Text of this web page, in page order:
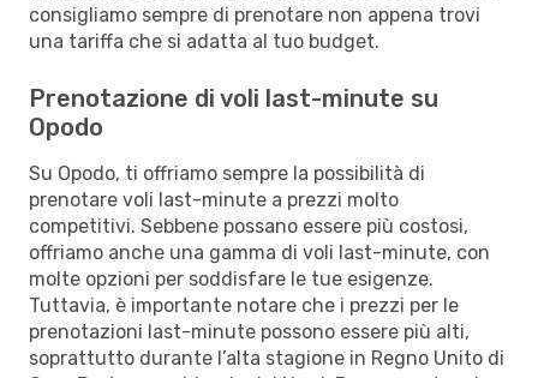
consigliamo sempre di prenotare non appena trovi
una tariffa che si adatta al tuo budget.
Prenotazione di voli last-minute su
Opodo
Su Opodo, ti offriamo sempre la possibilità di
prenotare voli last-minute a prezzi molto
competitivi. Sebbene possano essere più costosi,
offriamo anche una gamma di voli last-minute, con
molte opzioni per soddisfare le tue esigenze.
Tuttavia, è importante notare che i prezzi per le
prenotazioni last-minute possono essere più alti,
soprattutto durante l’alta stagione in Regno Unito di